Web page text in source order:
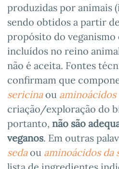
produzidas por animais
sendo obtidos a partir
propósito do veganismo
incluídos no reino
não é aceita. Fontes
confirmam que
sericinaou aminoácidos
criação/exploração do
portanto, não são
veganos. Em outras
sedaou aminoácidos da